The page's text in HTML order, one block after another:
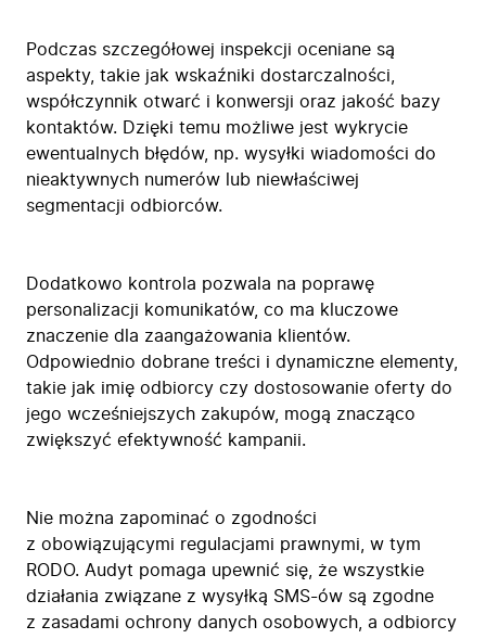
Podczas szczegółowej inspekcji oceniane są
aspekty, takie jak wskaźniki dostarczalności,
współczynnik otwarć i konwersji oraz jakość bazy
kontaktów. Dzięki temu możliwe jest wykrycie
ewentualnych błędów, np. wysyłki wiadomości do
nieaktywnych numerów lub niewłaściwej
segmentacji odbiorców.
Dodatkowo kontrola pozwala na poprawę
personalizacji komunikatów, co ma kluczowe
znaczenie dla zaangażowania klientów.
Odpowiednio dobrane treści i dynamiczne elementy,
takie jak imię odbiorcy czy dostosowanie oferty do
jego wcześniejszych zakupów, mogą znacząco
zwiększyć efektywność kampanii.
Nie można zapominać o zgodności
z obowiązującymi regulacjami prawnymi, w tym
RODO. Audyt pomaga upewnić się, że wszystkie
działania związane z wysyłką SMS-ów są zgodne
z zasadami ochrony danych osobowych, a odbiorcy